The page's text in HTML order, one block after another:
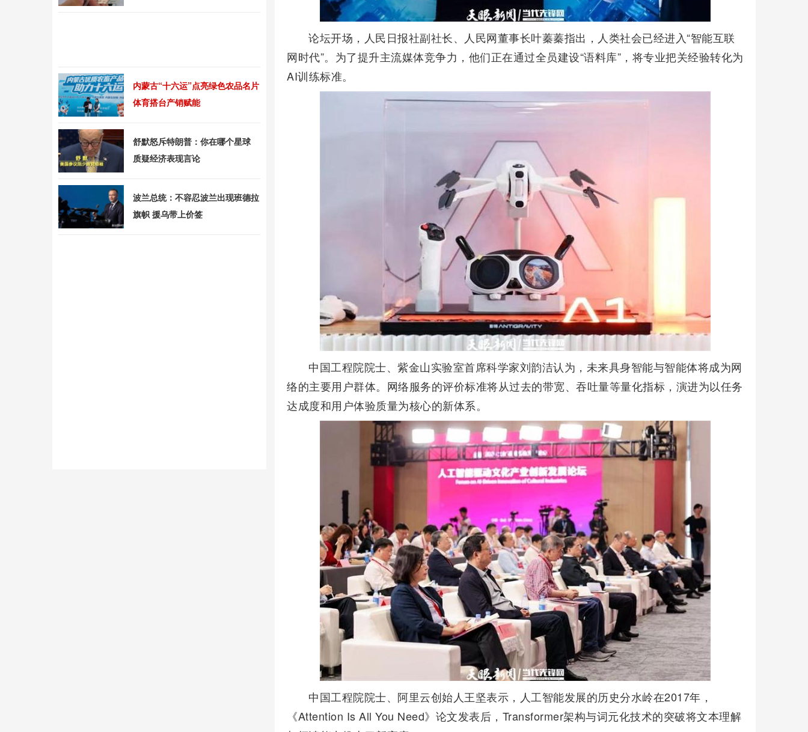
论坛开场，人民日报社副社长、人民网董事长叶蓁蓁指出，人类社会已经进入“智能互联
网时代”。为了提升主流媒体竞争力，他们正在通过全员建设“语料库”，将专业把关经验转化为
AI训练标准。
中国工程院院士、紫金山实验室首席科学家刘韵洁认为，未来具身智能与智能体将成为网
络的主要用户群体。网络服务的评价标准将从过去的带宽、吞吐量等量化指标，演进为以任务
达成度和用户体验质量为核心的新体系。
中国工程院院士、阿里云创始人王坚表示，人工智能发展的历史分水岭在2017年，
《Attention Is All You Need》论文发表后，Transformer架构与词元化技术的突破将文本理解
内蒙古“十六运”点亮绿色农品名片
体育搭台产销赋能
舒默怒斥特朗普：你在哪个星球
质疑经济表现言论
波兰总统：不容忍波兰出现班德拉
旗帜 援乌带上价签